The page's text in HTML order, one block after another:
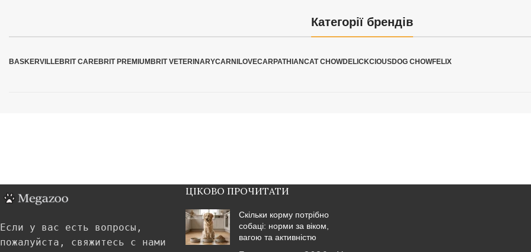
Категорії брендів
BASKERVILLEBRIT CAREBRIT PREMIUM BRIT VETERINARYCARNILOVECARPATHIANCAT CHOWDELICKCIOUSDOG CHOWFELIX
Если у вас есть вопросы,
пожалуйста, свяжитесь с нами
ЦІКОВО ПРОЧИТАТИ
Скільки корму потрібно
собаці: норми за віком,
вагою та активністю